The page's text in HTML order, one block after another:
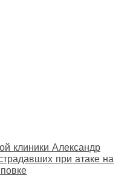
клиники Александр
при атаке на